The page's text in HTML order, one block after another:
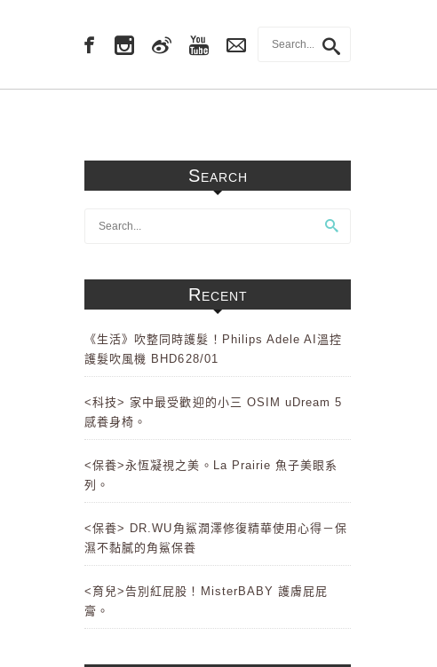
Search
Recent
《生活》吹整同時護髮！Philips Adele AI溫控
護髮吹風機 BHD628/01
<科技> 家中最受歡迎的小三 OSIM uDream 5
感養身椅。
<保養>永恆凝視之美。La Prairie 魚子美眼系
列。
<保養> DR.WU角鯊潤澤修復精華使用心得－保
濕不黏膩的角鯊保養
<育兒>告別紅屁股！MisterBABY 護膚屁屁
膏。